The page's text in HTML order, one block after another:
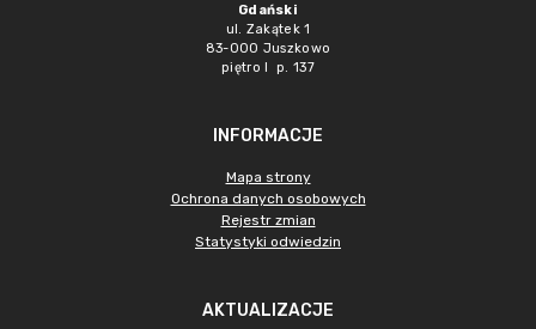
Gdański
ul. Zakątek 1
83-000 Juszkowo
piętro I p. 137
INFORMACJE
Mapa strony
Ochrona danych osobowych
Rejestr zmian
Statystyki odwiedzin
AKTUALIZACJE